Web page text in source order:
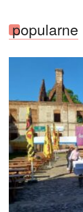
popularne